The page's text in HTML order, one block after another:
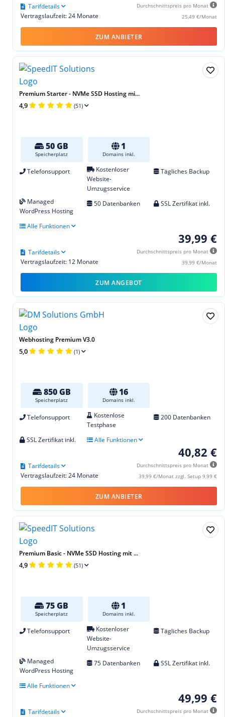
Durchschnittspreis pro Monat
25,49 €/Monat
Vertragslaufzeit: 24 Monate
Tarifdetails
ZUM ANBIETER
Premium Starter - NVMe SSD Hosting mi...
4,9 (51)
50 GB
Speicherplatz
1
Domains inkl.
Telefonsupport
Kostenloser
Website-
Umzugsservice
Tägliches Backup
Managed
WordPress Hosting
50 Datenbanken SSL Zertifikat inkl.
Alle Funktionen
39,99 €
Durchschnittspreis pro Monat
39,99 €/Monat
Vertragslaufzeit: 12 Monate
Tarifdetails
ZUM ANGEBOT
Webhosting Premium V3.0
5,0 (1)
850 GB
Speicherplatz
16
Domains inkl.
Telefonsupport
Kostenlose
Testphase
200 Datenbanken
SSL Zertifikat inkl. Alle Funktionen
40,82 €
Durchschnittspreis pro Monat
39,99 €/Monat zzgl. Setup 9,99 €
Vertragslaufzeit: 24 Monate
Tarifdetails
ZUM ANBIETER
Premium Basic - NVMe SSD Hosting mit ...
4,9 (51)
75 GB
Speicherplatz
1
Domains inkl.
Telefonsupport
Kostenloser
Website-
Umzugsservice
Tägliches Backup
Managed
WordPress Hosting
75 Datenbanken SSL Zertifikat inkl.
Alle Funktionen
49,99 €
Durchschnittspreis pro Monat
Tarifdetails